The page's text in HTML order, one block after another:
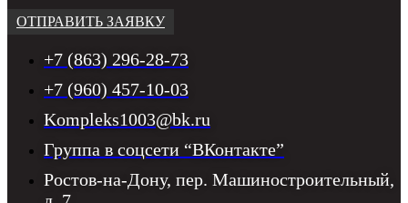
ОТПРАВИТЬ ЗАЯВКУ
+7 (863) 296-28-73
+7 (960) 457-10-03
Kompleks1003@bk.ru
Группа в соцсети “ВКонтакте”
Ростов-на-Дону, пер. Машиностроительный,